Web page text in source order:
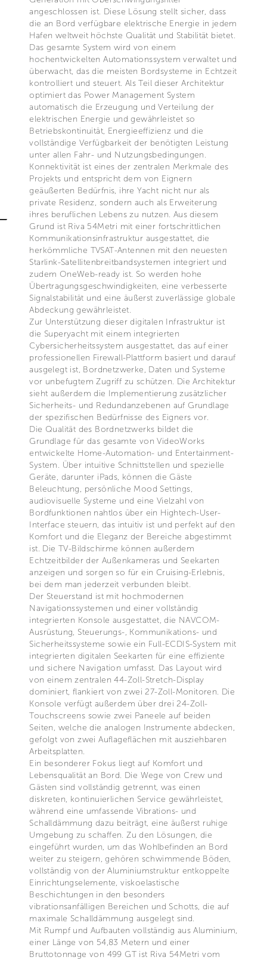
angeschlossen ist. Diese Lösung stellt sicher, dass
die an Bord verfügbare elektrische Energie in jedem
Hafen weltweit höchste Qualität und Stabilität bietet.
Das gesamte System wird von einem
hochentwickelten Automationssystem verwaltet und
überwacht, das die meisten Bordsysteme in Echtzeit
kontrolliert und steuert. Als Teil dieser Architektur
optimiert das Power Management System
automatisch die Erzeugung und Verteilung der
elektrischen Energie und gewährleistet so
Betriebskontinuität, Energieeffizienz und die
vollständige Verfügbarkeit der benötigten Leistung
unter allen Fahr- und Nutzungsbedingungen.
Konnektivität ist eines der zentralen Merkmale des
Projekts und entspricht dem von Eignern
geäußerten Bedürfnis, ihre Yacht nicht nur als
private Residenz, sondern auch als Erweiterung
ihres beruflichen Lebens zu nutzen. Aus diesem
Grund ist Riva 54Metri mit einer fortschrittlichen
Kommunikationsinfrastruktur ausgestattet, die
herkömmliche TVSAT-Antennen mit den neuesten
Starlink-Satellitenbreitbandsystemen integriert und
zudem OneWeb-ready ist. So werden hohe
Übertragungsgeschwindigkeiten, eine verbesserte
Signalstabilität und eine äußerst zuverlässige globale
Abdeckung gewährleistet.
Zur Unterstützung dieser digitalen Infrastruktur ist
die Superyacht mit einem integrierten
Cybersicherheitssystem ausgestattet, das auf einer
professionellen Firewall-Plattform basiert und darauf
ausgelegt ist, Bordnetzwerke, Daten und Systeme
vor unbefugtem Zugriff zu schützen. Die Architektur
sieht außerdem die Implementierung zusätzlicher
Sicherheits- und Redundanzebenen auf Grundlage
der spezifischen Bedürfnisse des Eigners vor.
Die Qualität des Bordnetzwerks bildet die
Grundlage für das gesamte von VideoWorks
entwickelte Home-Automation- und Entertainment-
System. Über intuitive Schnittstellen und spezielle
Geräte, darunter iPads, können die Gäste
Beleuchtung, persönliche Mood Settings,
audiovisuelle Systeme und eine Vielzahl von
Bordfunktionen nahtlos über ein Hightech-User-
Interface steuern, das intuitiv ist und perfekt auf den
Komfort und die Eleganz der Bereiche abgestimmt
ist. Die TV-Bildschirme können außerdem
Echtzeitbilder der Außenkameras und Seekarten
anzeigen und sorgen so für ein Cruising-Erlebnis,
bei dem man jederzeit verbunden bleibt.
Der Steuerstand ist mit hochmodernen
Navigationssystemen und einer vollständig
integrierten Konsole ausgestattet, die NAVCOM-
Ausrüstung, Steuerungs-, Kommunikations- und
Sicherheitssysteme sowie ein Full-ECDIS-System mit
integrierten digitalen Seekarten für eine effiziente
und sichere Navigation umfasst. Das Layout wird
von einem zentralen 44-Zoll-Stretch-Display
dominiert, flankiert von zwei 27-Zoll-Monitoren. Die
Konsole verfügt außerdem über drei 24-Zoll-
Touchscreens sowie zwei Paneele auf beiden
Seiten, welche die analogen Instrumente abdecken,
gefolgt von zwei Auflageflächen mit ausziehbaren
Arbeitsplatten.
Ein besonderer Fokus liegt auf Komfort und
Lebensqualität an Bord. Die Wege von Crew und
Gästen sind vollständig getrennt, was einen
diskreten, kontinuierlichen Service gewährleistet,
während eine umfassende Vibrations- und
Schalldämmung dazu beiträgt, eine äußerst ruhige
Umgebung zu schaffen. Zu den Lösungen, die
eingeführt wurden, um das Wohlbefinden an Bord
weiter zu steigern, gehören schwimmende Böden,
vollständig von der Aluminiumstruktur entkoppelte
Einrichtungselemente, viskoelastische
Beschichtungen in den besonders
vibrationsanfälligen Bereichen und Schotts, die auf
maximale Schalldämmung ausgelegt sind.
Mit Rumpf und Aufbauten vollständig aus Aluminium,
einer Länge von 54,83 Metern und einer
Bruttotonnage von 499 GT ist Riva 54Metri vom